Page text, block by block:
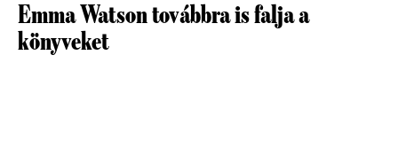
Emma Watson továbbra is falja a
könyveket